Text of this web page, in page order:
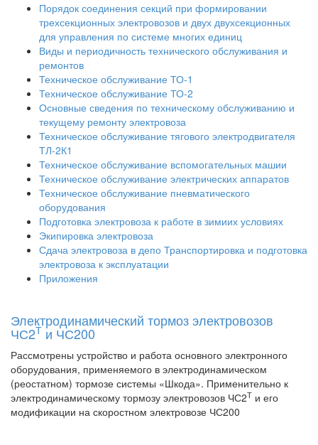
Порядок соединения секций при формировании
трехсекционных электровозов и двух двухсекционных
для управления по системе многих единиц
Виды и периодичность технического обслуживания и
ремонтов
Техническое обслуживание ТО-1
Техническое обслуживание ТО-2
Основные сведения по техническому обслуживанию и
текущему ремонту электровоза
Техническое обслуживание тягового электродвигателя
ТЛ-2К1
Техническое обслуживание вспомогательных машии
Техническое обслуживание электрических аппаратов
Техническое обслуживание пневматического
оборудования
Подготовка электровоза к работе в зимиих условиях
Экипировка электровоза
Сдача электровоза в депо Транспортировка и подготовка
электровоза к эксплуатации
Приложения
Электродинамический тормоз электровозов
ЧС2Т и ЧС200
Рассмотрены устройство и работа основного электронного
оборудования, применяемого в электродинамическом
(реостатном) тормозе системы «Шкода». Применительно к
электродинамическому тормозу электровозов ЧС2Т и его
модификации на скоростном электровозе ЧС200